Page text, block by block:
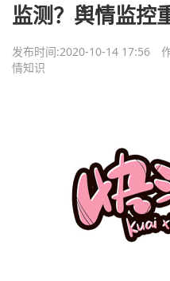
监测？舆情监控
发布时间:2020-10-14 17:56
情知识